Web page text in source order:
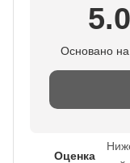
5.0
Основано
Оценка